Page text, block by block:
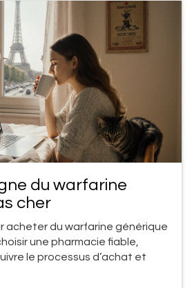
du warfarine
cher
acheter du warfarine générique
une pharmacie fiable,
le processus d’achat et